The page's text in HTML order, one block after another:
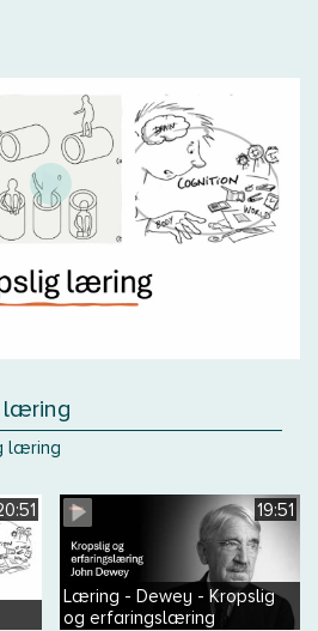
læring
læring
19:51
Læring - Dewey - Kropslig
og erfaringslæring